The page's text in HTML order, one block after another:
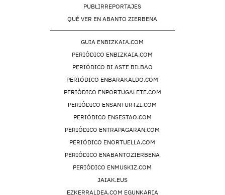
PUBLIRREPORTAJES
QUÉ VER EN ABANTO ZIERBENA
GUIA ENBIZKAIA.COM
PERIÓDICO ENBIZKAIA.COM
PERIÓDICO BI ASTE BILBAO
PERIÓDICO ENBARAKALDO.COM
PERIÓDICO ENPORTUGALETE.COM
PERIÓDICO ENSANTURTZI.COM
PERIÓDICO ENSESTAO.COM
PERIÓDICO ENTRAPAGARAN.COM
PERIÓDICO ENORTUELLA.COM
PERIÓDICO ENABANTOZIERBENA
PERIÓDICO ENMUSKIZ.COM
JAIAK.EUS
EZKERRALDEA.COM EGUNKARIA